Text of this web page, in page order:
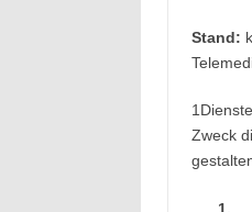
Stand:
Zweck